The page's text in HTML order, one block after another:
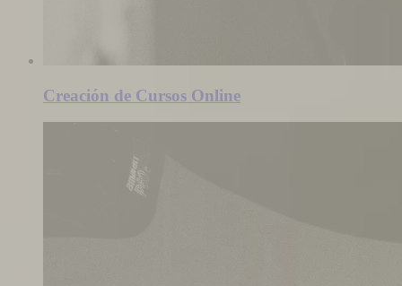
Creación de Cursos Online